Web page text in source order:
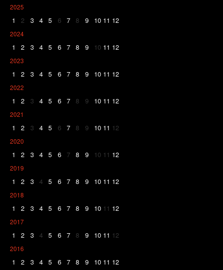
2025
1 2 3 4 5 6 7 8 9 10 11 12
2024
1 2 3 4 5 6 7 8 9 10 11 12
2023
1 2 3 4 5 6 7 8 9 10 11 12
2022
1 2 3 4 5 6 7 8 9 10 11 12
2021
1 2 3 4 5 6 7 8 9 10 11 12
2020
1 2 3 4 5 6 7 8 9 10 11 12
2019
1 2 3 4 5 6 7 8 9 10 11 12
2018
1 2 3 4 5 6 7 8 9 10 11 12
2017
1 2 3 4 5 6 7 8 9 10 11 12
2016
1 2 3 4 5 6 7 8 9 10 11 12